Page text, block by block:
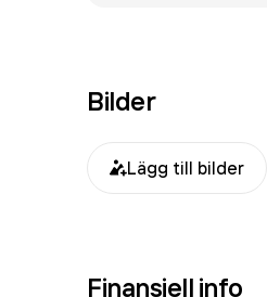
Bilder
Lägg till bilder
Finansiell info